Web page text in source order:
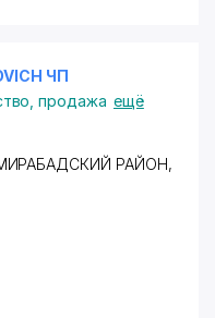
ЧП
продажа ещё
РАЙОН,